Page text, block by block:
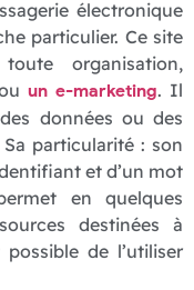
électronique
particulier. Ce site
organisation,
un e-marketing. Il
données ou des
particularité : son
et d’un mot
en quelques
destinées à
de l’utiliser